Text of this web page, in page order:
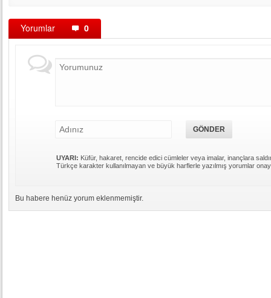
Yorumlar 0
UYARI: Küfür, hakaret, rencide edici cümleler veya imalar, inançlara
Türkçe karakter kullanılmayan ve büyük harflerle yazılmış yorumlar
Bu habere henüz yorum eklenmemiştir.